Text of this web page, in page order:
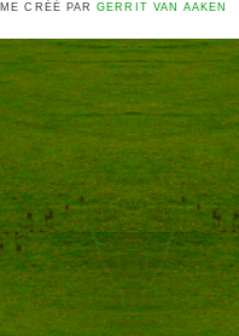
CRÉÉ PARGERRIT VAN AAKEN